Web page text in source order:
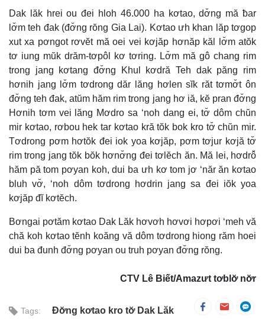
Dak lăk hrei ou đei hloh 46.000 ha kơtao, dơ̆ng mă ƀar
lơ̆m teh đak (đơ̆ng rŏng Gia Lai). Kơtao ưh khan lăp tơgop
xut xa pơngot rơvĕt mă oei vei kơjăp hơnăp kăl lơ̆m atŏk
tơ iung mŭk drăm-tơpôl kơ tơring. Lơ̆m mă gô chang rim
trong jang kơtang đơ̆ng Khul kơdră Teh dak păng rim
hơnih jang lơ̆m tơdrong dăr lăng hơlen sĭk răt tơmơ̆t ôn
đơ̆ng teh đak, atŭm hăm rim trong jang hơ iă, kĕ pran đơ̆ng
Hơnih tơm vei lăng Mơdro sa ‘noh dang ei, tơ̆ dôm chŭn
mir kơtao, rơbou hek tar kơtao kră tŏk bok kro tơ̆ chŭn mir.
Tơdrong pơm hơtŏk đei iok yoa kơjăp, pơm tơjur kơjă tơ̆
rim trong jang tŏk bŏk hơnơ̆ng đei tơlĕch ăn. Mă lei, hơdrô̆
hăm pă tom pơyan koh, dui ba ưh kơ tom jơ ‘năr ăn kơtao
bluh vơ̆, ‘noh dôm tơdrong hơdrin jang sa đei iŏk yoa
kơjăp đĭ kơtĕch.
Bơngai pơtăm kơtao Dak Lăk hơvơh hơvơi hơpơi ‘meh vă
chă koh kơtao tĕnh koăng vă dôm tơdrong hiong răm hoei
dui ba đunh đơ̆ng pơyan ou truh pơyan đơ̆ng rŏng.
CTV Lê Biết/Amazưt tơblơ̆ nơ̆r
Tags:
Đơ̆ng kơtao kro tơ̆ Dak Lăk